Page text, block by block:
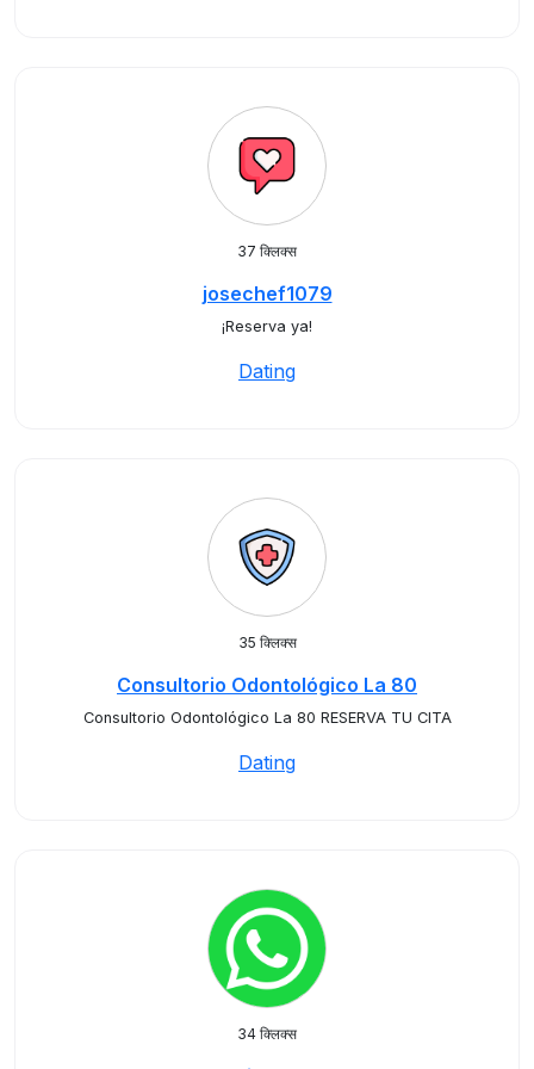
37 क्लिक्स
josechef1079
¡Reserva ya!
Dating
35 क्लिक्स
Consultorio Odontológico La 80
Consultorio Odontológico La 80 RESERVA TU CITA
Dating
34 क्लिक्स